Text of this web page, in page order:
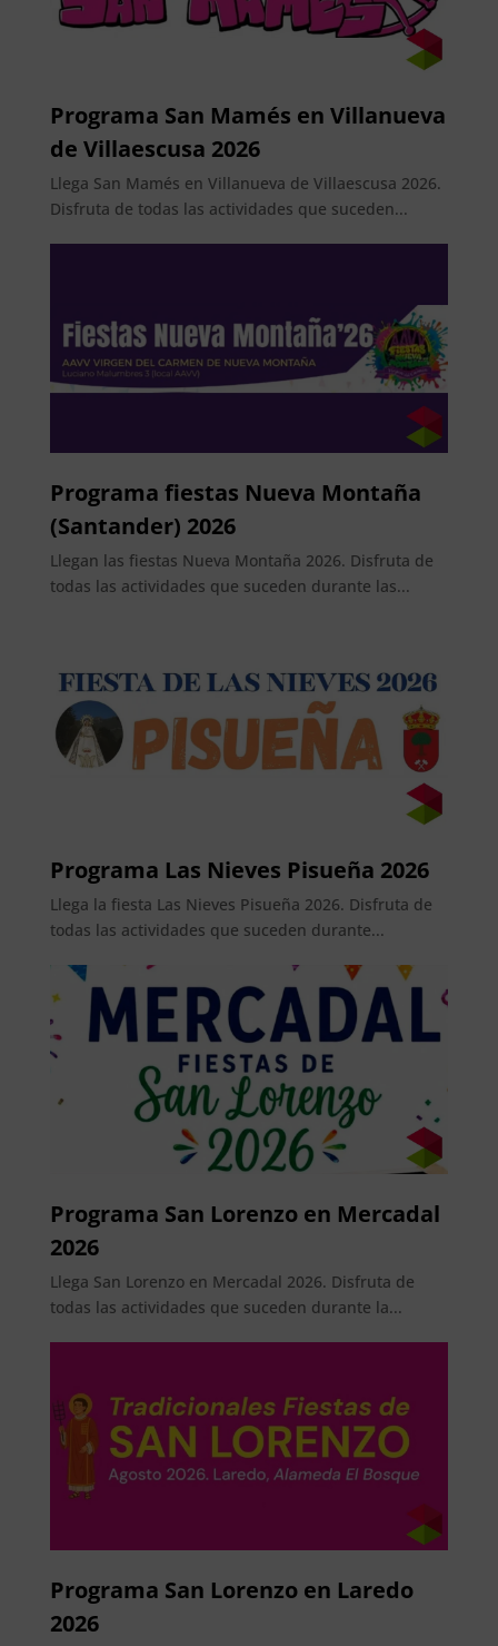
Programa San Mamés en Villanueva
de Villaescusa 2026
Llega San Mamés en Villanueva de Villaescusa 2026.
Disfruta de todas las actividades que suceden...
Programa fiestas Nueva Montaña
(Santander) 2026
Llegan las fiestas Nueva Montaña 2026. Disfruta de
todas las actividades que suceden durante las...
Programa Las Nieves Pisueña 2026
Llega la fiesta Las Nieves Pisueña 2026. Disfruta de
todas las actividades que suceden durante...
Programa San Lorenzo en Mercadal
2026
Llega San Lorenzo en Mercadal 2026. Disfruta de
todas las actividades que suceden durante la...
Programa San Lorenzo en Laredo
2026